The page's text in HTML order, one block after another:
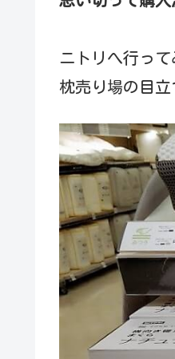
ニトリへ行って
枕売り場の目